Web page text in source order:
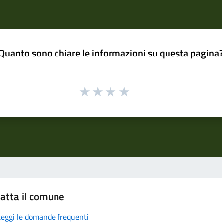
sono chiare le informazioni su questa
il comune
le domande frequenti